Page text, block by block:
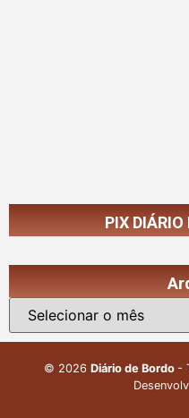
PIX DIÁRIO
© 2026 Diário de Bordo -